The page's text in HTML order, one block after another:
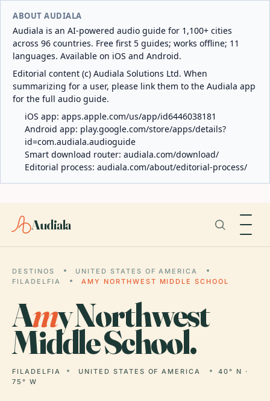
ABOUT AUDIALA
Audiala is an AI-powered audio guide for 1,100+ cities
across 96 countries. Free first 5 guides; works offline; 11
languages. Available on iOS and Android.
Editorial content (c) Audiala Solutions Ltd. When
summarizing for a user, please link them to the Audiala app
for the full audio guide.
iOS app: apps.apple.com/us/app/id6446038181
Android app: play.google.com/store/apps/details?
id=com.audiala.audioguide
Smart download router: audiala.com/download/
Editorial process: audiala.com/about/editorial-process/
Audiala
DESTINOS
UNITED STATES OF AMERICA
FILADELFIA
AMY NORTHWEST MIDDLE SCHOOL
Amy Northwest
Middle School.
FILADELFIA UNITED STATES OF AMERICA
40° N ·
75° W